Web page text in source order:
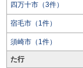
四万十市（3件）
宿毛市（1件）
須崎市（1件）
た行